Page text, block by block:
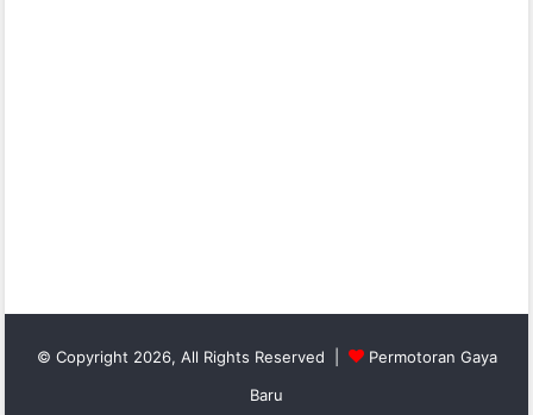
© Copyright 2026, All Rights Reserved |
Permotoran Gaya
Baru